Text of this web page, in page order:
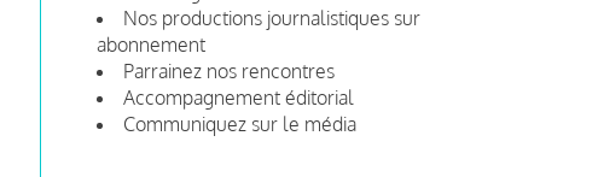
Nos productions journalistiques sur
abonnement
Parrainez nos rencontres
Accompagnement éditorial
Communiquez sur le média